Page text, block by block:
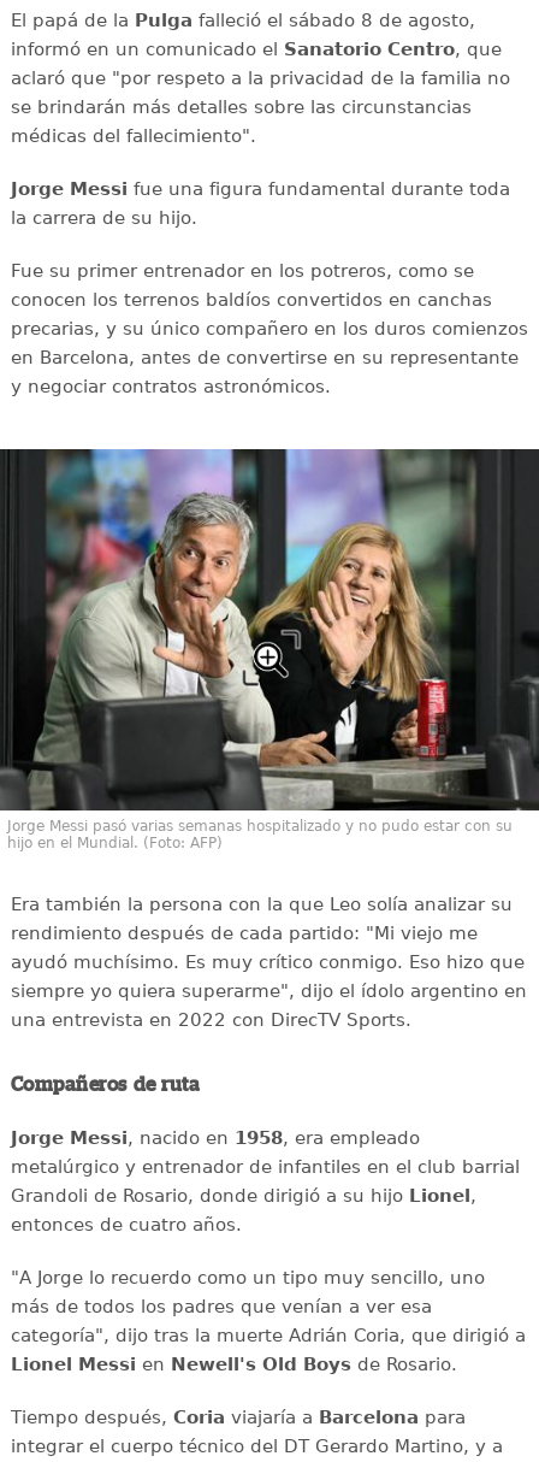
El papá de la Pulga falleció el sábado 8 de agosto,
informó en un comunicado el Sanatorio Centro, que
aclaró que "por respeto a la privacidad de la familia no
se brindarán más detalles sobre las circunstancias
médicas del fallecimiento".
Jorge Messi fue una figura fundamental durante toda
la carrera de su hijo.
Fue su primer entrenador en los potreros, como se
conocen los terrenos baldíos convertidos en canchas
precarias, y su único compañero en los duros comienzos
en Barcelona, antes de convertirse en su representante
y negociar contratos astronómicos.
Jorge Messi pasó varias semanas hospitalizado y no pudo estar con su
hijo en el Mundial. (Foto: AFP)
Era también la persona con la que Leo solía analizar su
rendimiento después de cada partido: "Mi viejo me
ayudó muchísimo. Es muy crítico conmigo. Eso hizo que
siempre yo quiera superarme", dijo el ídolo argentino en
una entrevista en 2022 con DirecTV Sports.
Compañeros de ruta
Jorge Messi, nacido en 1958, era empleado
metalúrgico y entrenador de infantiles en el club barrial
Grandoli de Rosario, donde dirigió a su hijo Lionel,
entonces de cuatro años.
"A Jorge lo recuerdo como un tipo muy sencillo, uno
más de todos los padres que venían a ver esa
categoría", dijo tras la muerte Adrián Coria, que dirigió a
Lionel Messi en Newell's Old Boysde Rosario.
Tiempo después, Coria viajaría a Barcelona para
integrar el cuerpo técnico del DT Gerardo Martino, y a